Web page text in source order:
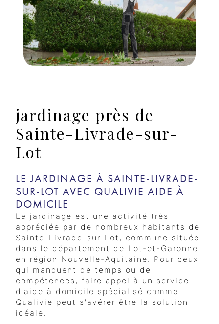
jardinage près de
Sainte-Livrade-sur-
Lot
LE JARDINAGE À SAINTE-LIVRADE-
SUR-LOT AVEC QUALIVIE AIDE À
DOMICILE
Le jardinage est une activité très
appréciée par de nombreux habitants de
Sainte-Livrade-sur-Lot, commune située
dans le département de Lot-et-Garonne
en région Nouvelle-Aquitaine. Pour ceux
qui manquent de temps ou de
compétences, faire appel à un service
d'aide à domicile spécialisé comme
Qualivie peut s'avérer être la solution
idéale.